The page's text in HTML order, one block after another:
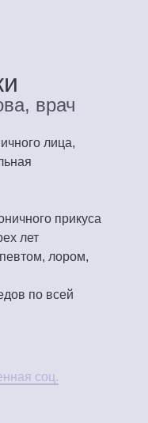
врач
лица,
прикуса
лет
лором,
по всей
соц.